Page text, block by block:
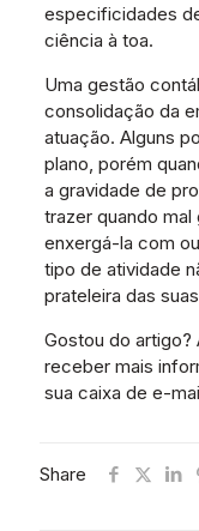
especificidades
ciência à toa.
Uma gestão
consolidação da
atuação. Alguns
plano, porém
a gravidade de
trazer quando mal
enxergá-la com
tipo de atividade
prateleira das
Gostou do artigo?
receber mais
sua caixa de e-
Share